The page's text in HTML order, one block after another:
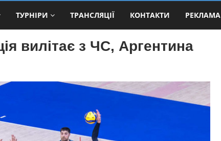
ТУРНІРИ ТРАНСЛЯЦІЇ КОНТАКТИ РЕКЛАМА
вилітає з ЧС, Аргентина